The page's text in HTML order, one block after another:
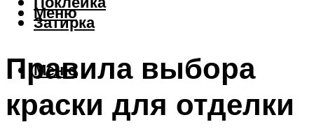
Затирка
Меню
Меню
Правила выбора
краски для отделки